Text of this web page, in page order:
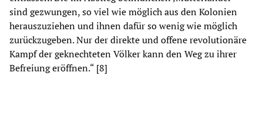
sind gezwungen, so viel wie möglich aus den Kolonien
herauszuziehen und ihnen dafür so wenig wie möglich
zurückzugeben. Nur der direkte und offene revolutionäre
Kampf der geknechteten Völker kann den Weg zu ihrer
Befreiung eröffnen.“ [8]